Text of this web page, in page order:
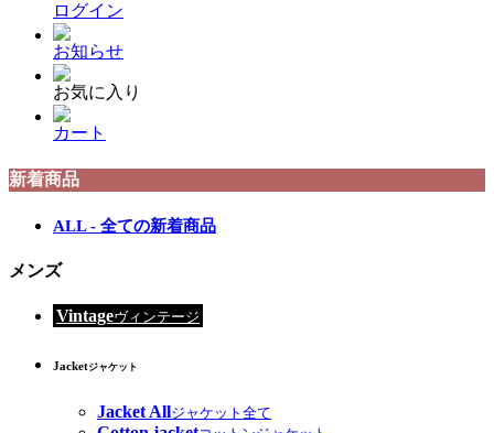
ログイン
お知らせ
お気に入り
カート
新着商品
ALL - 全ての新着商品
メンズ
Vintageヴィンテージ
Jacketジャケット
Jacket Allジャケット全て